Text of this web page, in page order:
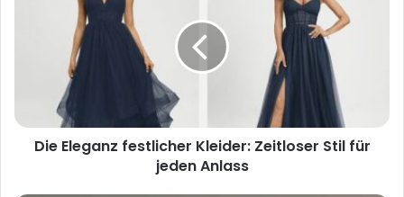
Die Eleganz festlicher Kleider: Zeitloser Stil für
jeden Anlass